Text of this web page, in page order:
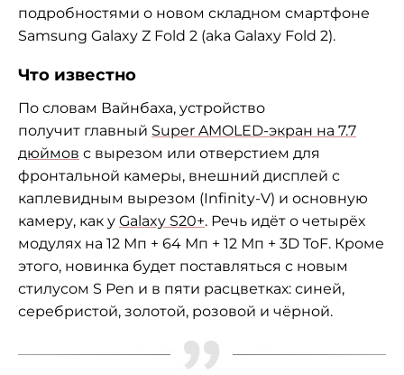
подробностями о новом складном смартфоне
Samsung Galaxy Z Fold 2 (aka Galaxy Fold 2).
Что известно
По словам Вайнбаха, устройство
получит главный Super AMOLED-экран на 7.7
дюймов с вырезом или отверстием для
фронтальной камеры, внешний дисплей с
каплевидным вырезом (Infinity-V) и основную
камеру, как у Galaxy S20+. Речь идёт о четырёх
модулях на 12 Мп + 64 Мп + 12 Мп + 3D ToF. Кроме
этого, новинка будет поставляться с новым
стилусом S Pen и в пяти расцветках: синей,
серебристой, золотой, розовой и чёрной.